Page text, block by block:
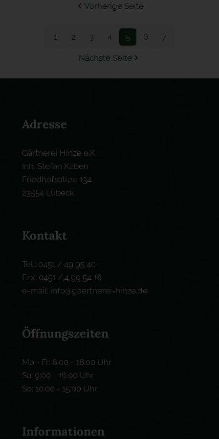
Vorherige Seite
1 2 3 4 5 6 7
Nächste Seite
Adresse
Gärtnerei Hinze e.K.
Inh. Stefan Kaben
Friedhofsallee 134
23554 Lübeck
Kontakt
Tel.: 0451 / 49 95 40
Fax: 0451 / 4 99 54 18
e-mail: info@gaertnerei-hinze.de
Öffnungszeiten
Mo - Fr: 8:00 - 18:00 Uhr
Sa: 9:00 - 16:00 Uhr
So: 10:00 - 15:00 Uhr
Informationen